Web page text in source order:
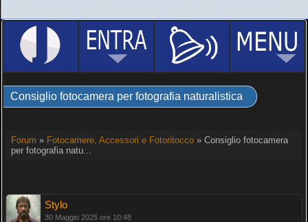
Consiglio fotocamera per fotografia naturalistica
Forum » Fotocamere, Accessori e Fotoritocco» Consiglio fotocamera
per fotografia natu...
Stylo
30 Maggio 2025 ore 10:48